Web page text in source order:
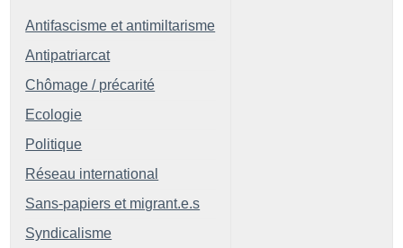
Antifascisme et antimiltarisme
Antipatriarcat
Chômage / précarité
Ecologie
Politique
Réseau international
Sans-papiers et migrant.e.s
Syndicalisme